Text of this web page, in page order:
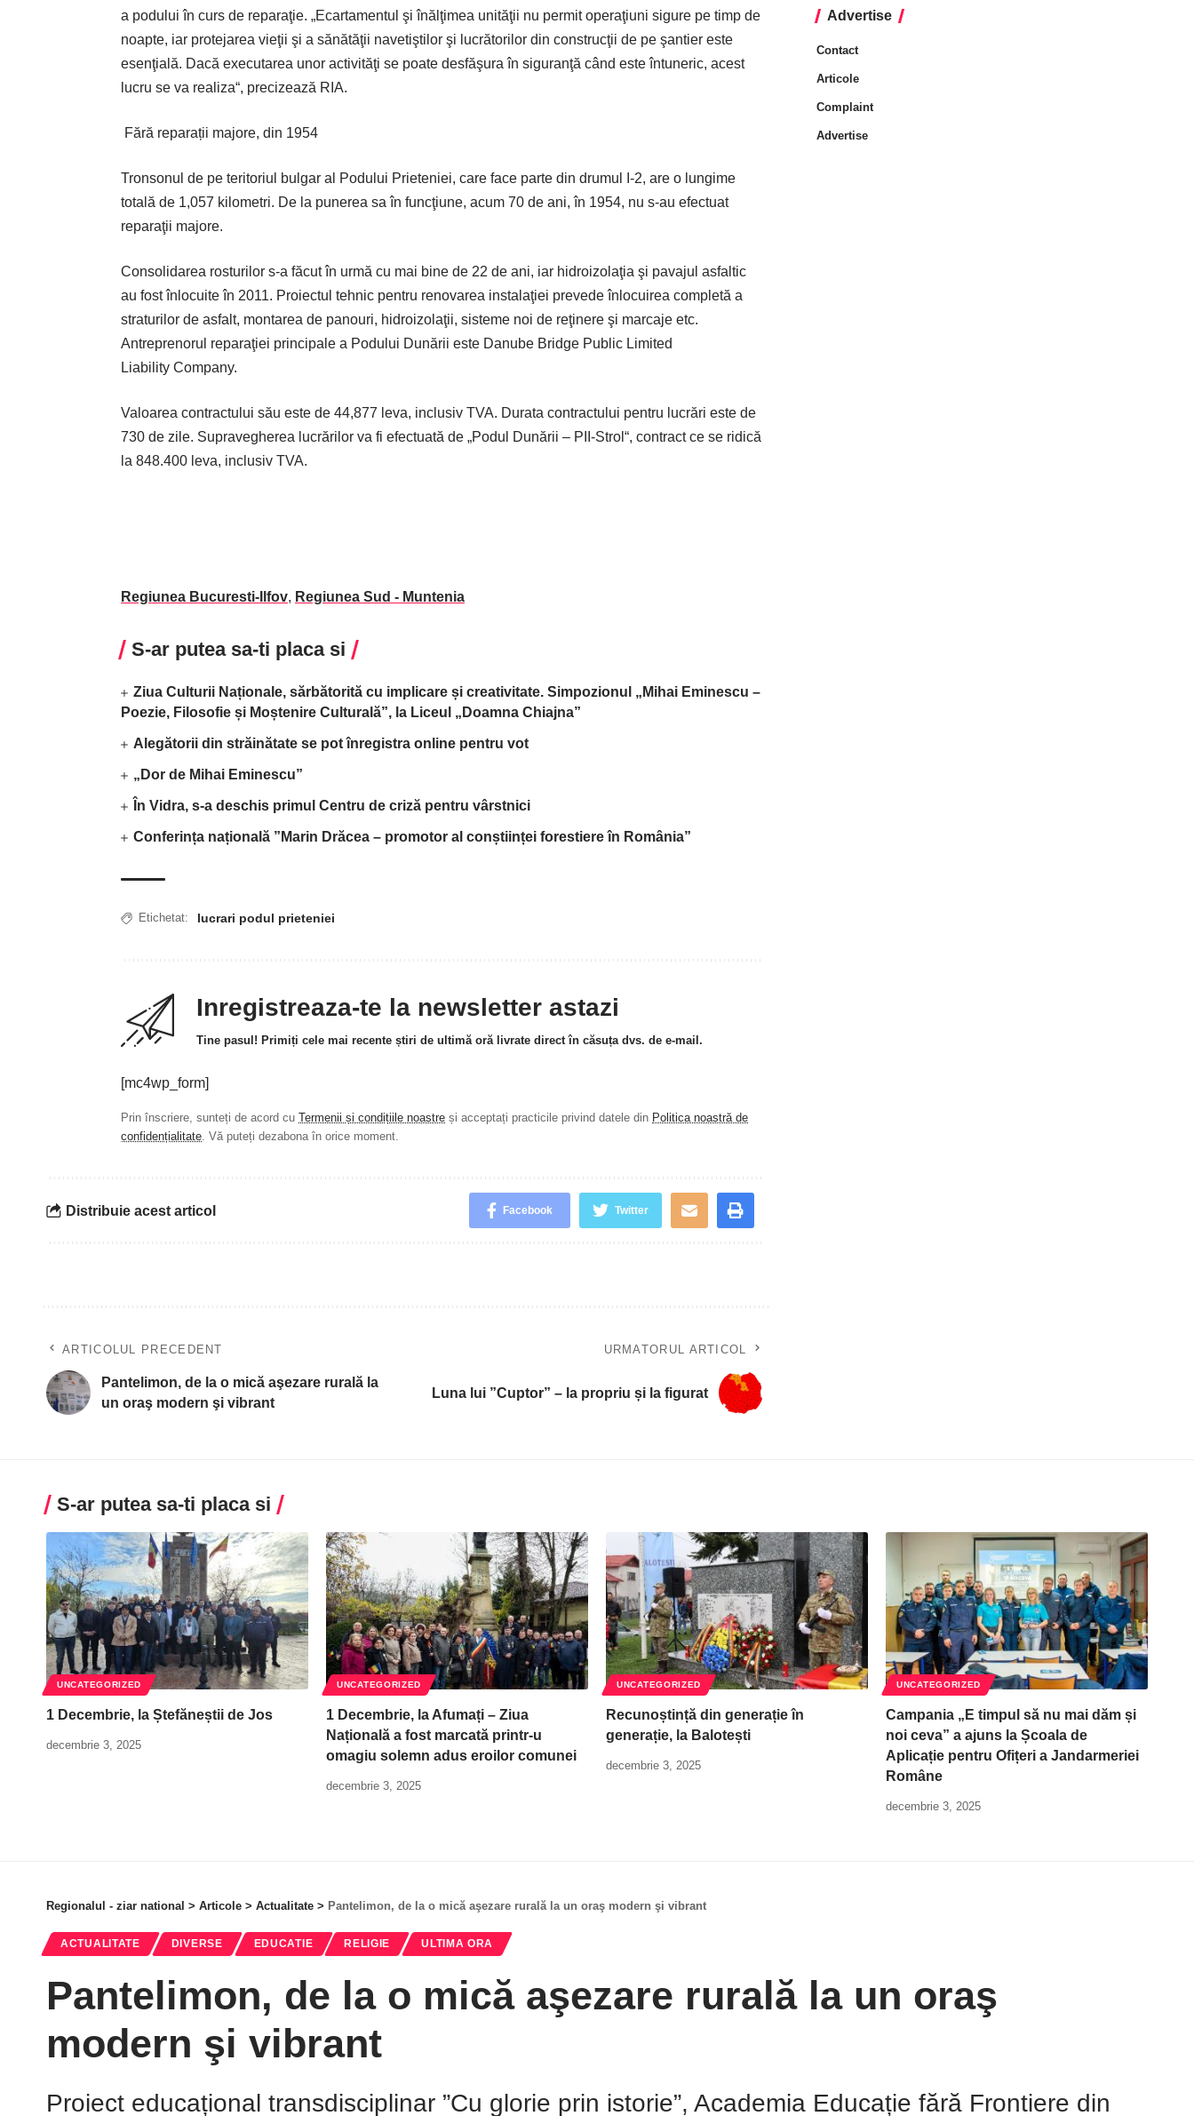
a podului în curs de reparaţie. „Ecartamentul şi înălţimea unităţii nu permit operaţiuni sigure pe timp de
noapte, iar protejarea vieţii şi a sănătăţii navetiştilor şi lucrătorilor din construcţii de pe şantier este
esenţială. Dacă executarea unor activităţi se poate desfăşura în siguranţă când este întuneric, acest
lucru se va realiza“, precizează RIA.
Fără reparații majore, din 1954
Tronsonul de pe teritoriul bulgar al Podului Prieteniei, care face parte din drumul I-2, are o lungime
totală de 1,057 kilometri. De la punerea sa în funcţiune, acum 70 de ani, în 1954, nu s-au efectuat
reparaţii majore.
Consolidarea rosturilor s-a făcut în urmă cu mai bine de 22 de ani, iar hidroizolaţia şi pavajul asfaltic
au fost înlocuite în 2011. Proiectul tehnic pentru renovarea instalaţiei prevede înlocuirea completă a
straturilor de asfalt, montarea de panouri, hidroizolaţii, sisteme noi de reţinere şi marcaje etc.
Antreprenorul reparaţiei principale a Podului Dunării este Danube Bridge Public Limited
Liability Company.
Valoarea contractului său este de 44,877 leva, inclusiv TVA. Durata contractului pentru lucrări este de
730 de zile. Supravegherea lucrărilor va fi efectuată de „Podul Dunării – PII-Strol“, contract ce se ridică
la 848.400 leva, inclusiv TVA.
Regiunea Bucuresti-Ilfov, Regiunea Sud - Muntenia
S-ar putea sa-ti placa si
Ziua Culturii Naționale, sărbătorită cu implicare și creativitate. Simpozionul „Mihai Eminescu –
Poezie, Filosofie și Moștenire Culturală”, la Liceul „Doamna Chiajna”
Alegătorii din străinătate se pot înregistra online pentru vot
„Dor de Mihai Eminescu”
În Vidra, s-a deschis primul Centru de criză pentru vârstnici
Conferința națională ”Marin Drăcea – promotor al conștiinței forestiere în România”
Etichetat: lucrari podul prieteniei
Inregistreaza-te la newsletter astazi
Tine pasul! Primiți cele mai recente știri de ultimă oră livrate direct în căsuța dvs. de e-mail.
[mc4wp_form]
Prin înscriere, sunteți de acord cu Termenii și condițiile noastre și acceptați practicile privind datele din Politica noastră de
confidențialitate. Vă puteți dezabona în orice moment.
Distribuie acest articol Facebook Twitter
ARTICOLUL PRECEDENT
Pantelimon, de la o mică aşezare rurală la
un oraş modern şi vibrant
URMATORUL ARTICOL
Luna lui ”Cuptor” – la propriu și la figurat
Advertise
Contact
Articole
Complaint
Advertise
S-ar putea sa-ti placa si
UNCATEGORIZED
1 Decembrie, la Ștefăneștii de Jos
decembrie 3, 2025
UNCATEGORIZED
1 Decembrie, la Afumați – Ziua
Națională a fost marcată printr-u
omagiu solemn adus eroilor comunei
decembrie 3, 2025
UNCATEGORIZED
Recunoștință din generație în
generație, la Balotești
decembrie 3, 2025
UNCATEGORIZED
Campania „E timpul să nu mai dăm și
noi ceva” a ajuns la Școala de
Aplicație pentru Ofițeri a Jandarmeriei
Române
decembrie 3, 2025
Regionalul - ziar national > Articole > Actualitate > Pantelimon, de la o mică aşezare rurală la un oraş modern şi vibrant
ACTUALITATE DIVERSE EDUCATIE RELIGIE ULTIMA ORA
Pantelimon, de la o mică aşezare rurală la un oraş
modern şi vibrant
Proiect educațional transdisciplinar ”Cu glorie prin istorie”, Academia Educație fără Frontiere din